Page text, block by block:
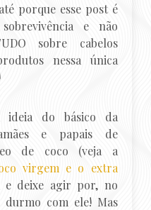
porque esse post é
e não
sobre cabelos
nessa única
ideia do básico da
e papais de
de coco (veja a
virgem e o extra
e deixe agir por, no
com ele! Mas